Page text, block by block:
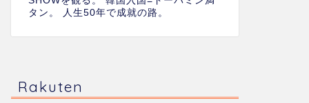
タン。 人生50年で成就の路。
Rakuten